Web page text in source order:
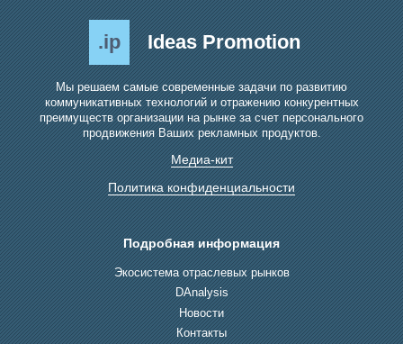
.ip Ideas Promotion
Мы решаем самые современные задачи по развитию
коммуникативных технологий и отражению конкурентных
преимуществ организации на рынке за счет персонального
продвижения Ваших рекламных продуктов.
Медиа-кит
Политика конфиденциальности
Подробная информация
Экосистема отраслевых рынков
DAnalysis
Новости
Контакты